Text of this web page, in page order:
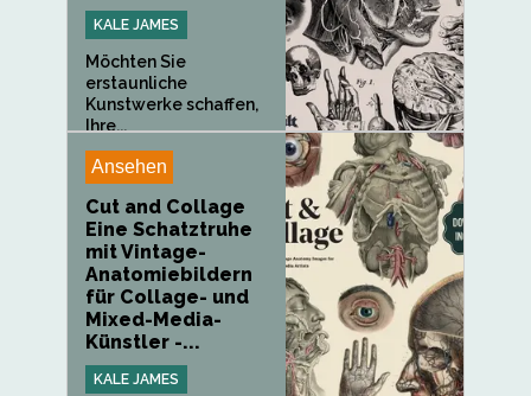
KALE JAMES
Möchten Sie
erstaunliche
Kunstwerke schaffen,
Ihre...
Ansehen
Cut and Collage
Eine Schatztruhe
mit Vintage-
Anatomiebildern
für Collage- und
Mixed-Media-
Künstler -...
KALE JAMES